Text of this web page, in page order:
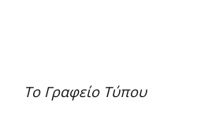
Το Γραφείο Τύπου